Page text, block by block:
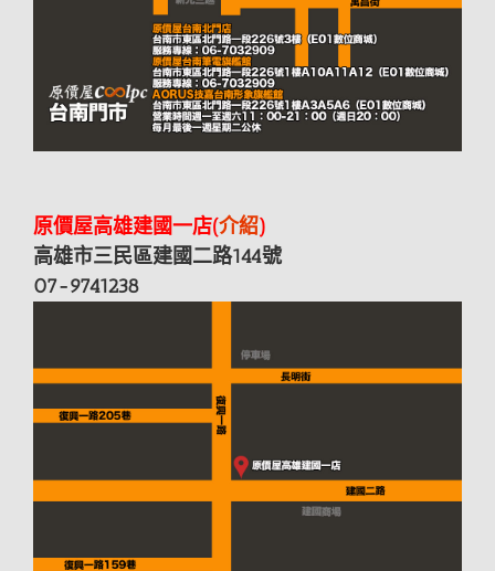
原價屋高雄建國一店(介紹)
高雄市三民區建國二路144號
07-9741238